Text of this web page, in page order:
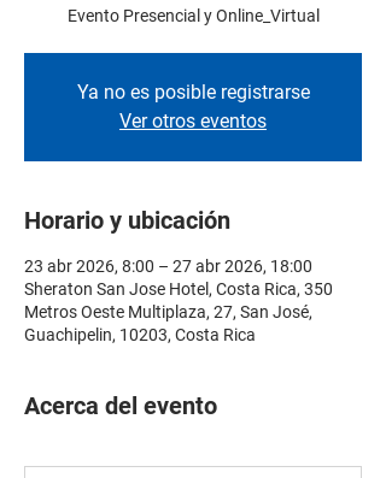
Evento Presencial y Online_Virtual
Ya no es posible registrarse
Ver otros eventos
Horario y ubicación
23 abr 2026, 8:00 – 27 abr 2026, 18:00
Sheraton San Jose Hotel, Costa Rica, 350
Metros Oeste Multiplaza, 27, San José,
Guachipelin, 10203, Costa Rica
Acerca del evento